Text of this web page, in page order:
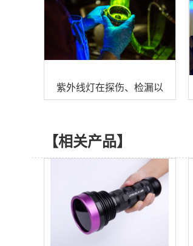
紫外线灯在探伤、检漏以及乳
【相关产品】